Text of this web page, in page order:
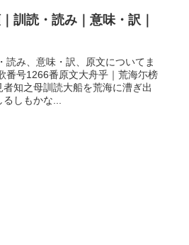
訓読・読み｜意味・訳｜
み、意味・訳、原文についてま
番号1266番原文大舟乎｜荒海尓榜
知之母訓読大船を荒海に漕ぎ出
しもかな...